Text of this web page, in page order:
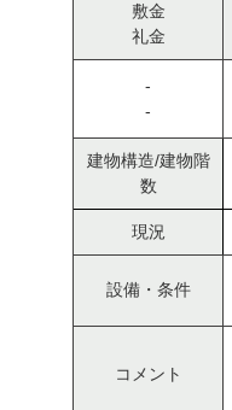
敷金
礼金
-
-
建物構造/建物階
数
現況
設備・条件
コメント